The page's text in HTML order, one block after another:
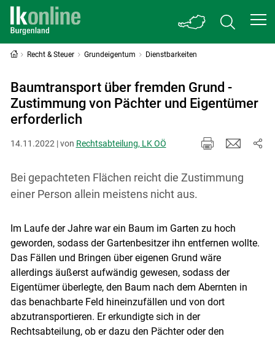
Recht & Steuer Grundeigentum Dienstbarkeiten
Baumtransport über fremden Grund -
Zustimmung von Pächter und Eigentümer
erforderlich
14.11.2022 | von Rechtsabteilung, LK OÖ
Bei gepachteten Flächen reicht die Zustimmung
einer Person allein meistens nicht aus.
Im Laufe der Jahre war ein Baum im Garten zu hoch
geworden, sodass der Gartenbesitzer ihn entfernen wollte.
Das Fällen und Bringen über eigenen Grund wäre
allerdings äußerst aufwändig gewesen, sodass der
Eigentümer überlegte, den Baum nach dem Abernten in
das benachbarte Feld hineinzufällen und von dort
abzutransportieren. Er erkundigte sich in der
Rechtsabteilung, ob er dazu den Pächter oder den